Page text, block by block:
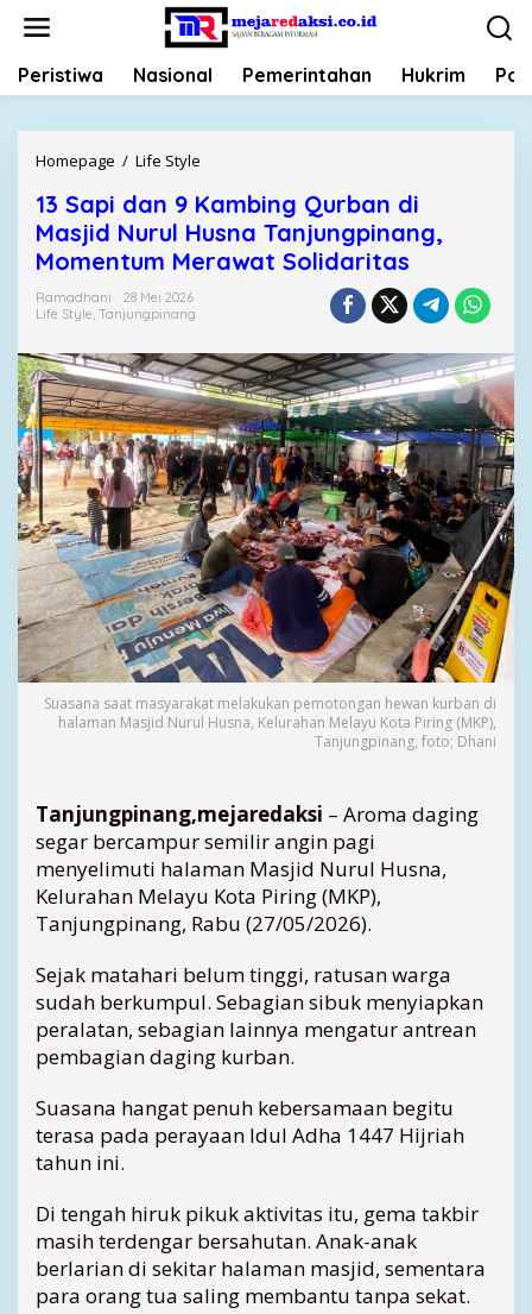
Peristiwa Nasional Pemerintahan Hukrim
Homepage / Life Style
S
a
p
n
9
K
a
m
b
i
n
g
Q
u
r
b
a
n
d
i
j
d
N
u
u
l
H
u
s
a
T
j
u
n
g
p
13 Sapi dan 9 Kambing Qurban di
Masjid Nurul Husna Tanjungpinang,
Momentum Merawat Solidaritas
Ramadhani
28 Mei 2026
Life Style, Tanjungpinang
Suasana saat masyarakat melakukan pemotongan hewan kurban di
halaman Masjid Nurul Husna, Kelurahan Melayu Kota Piring (MKP),
Tanjungpinang, foto; Dhani
Tanjungpinang,mejaredaksi – Aroma daging
segar bercampur semilir angin pagi
menyelimuti halaman Masjid Nurul Husna,
Kelurahan Melayu Kota Piring (MKP),
Tanjungpinang, Rabu (27/05/2026).
Sejak matahari belum tinggi, ratusan warga
sudah berkumpul. Sebagian sibuk menyiapkan
peralatan, sebagian lainnya mengatur antrean
pembagian daging kurban.
Suasana hangat penuh kebersamaan begitu
terasa pada perayaan Idul Adha 1447 Hijriah
tahun ini.
Di tengah hiruk pikuk aktivitas itu, gema takbir
masih terdengar bersahutan. Anak-anak
berlarian di sekitar halaman masjid, sementara
para orang tua saling membantu tanpa sekat.